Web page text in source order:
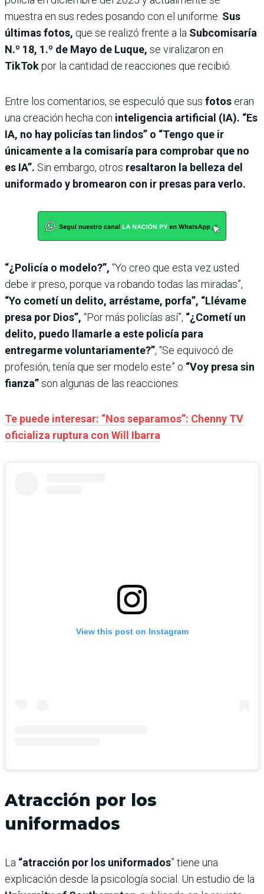
muestra en sus redes posando con el uniforme. Sus
últimas fotos, que se realizó frente a la Subcomisaría
N.º 18, 1.º de Mayo de Luque, se viralizaron en
TikTokpor la cantidad de reacciones que recibió.
Entre los comentarios, se especuló que sus fotos eran
una creación hecha con inteligencia artificial (IA). “Es
IA, no hay policías tan lindos” o “Tengo que ir
únicamente a la comisaría para comprobar que no
es IA”. Sin embargo, otros resaltaron la belleza del
uniformado y bromearon con ir presas para verlo.
“¿Policía o modelo?”, “Yo creo que esta vez usted
debe ir preso, porque va robando todas las miradas”,
“Yo cometí un delito, arréstame, porfa”, “Llévame
presa por Dios”, “Por más policías así”, “¿Cometí un
delito, puedo llamarle a este policía para
entregarme voluntariamente?”, “Se equivocó de
profesión, tenía que ser modelo este” o “Voy presa sin
fianza”son algunas de las reacciones.
Te puede interesar: “Nos separamos”: Chenny TV
oficializa ruptura con Will Ibarra
View this post on Instagram
Atracción por los
uniformados
La “atracción por los uniformados” tiene una
explicación desde la psicología social. Un estudio de la